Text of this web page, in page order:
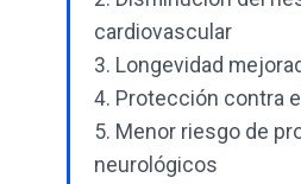
cardiovascular
3. Longevidad
4. Protección contra
5. Menor riesgo de
neurológicos